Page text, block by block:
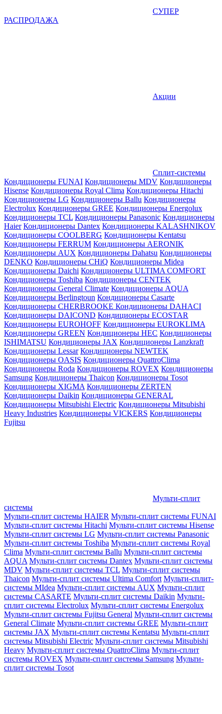
СУПЕР
РАСПРОДАЖА
Акции
Сплит-системы
Кондиционеры FUNAI Кондиционеры MDV Кондиционеры
Hisense Кондиционеры Royal Clima Кондиционеры Hitachi
Кондиционеры LG Кондиционеры Ballu Кондиционеры
Electrolux Кондиционеры GREE Кондиционеры Energolux
Кондиционеры TCL Кондиционеры Panasonic Кондиционеры
Haier Кондиционеры Dantex Кондиционеры KALASHNIKOV
Кондиционеры СOOLBERG Кондиционеры Kentatsu
Кондиционеры FERRUM Кондиционеры AERONIK
Кондиционеры AUX Кондиционеры Dahatsu Кондиционеры
DENKO Кондиционеры CHiQ Кондиционеры Midea
Кондиционеры Daichi Кондиционеры ULTIMA COMFORT
Кондиционеры Toshiba Кондиционеры CENTEK
Кондиционеры General Climate Кондиционеры AQUA
Кондиционеры Berlingtoun Кондиционеры Casarte
Кондиционеры CHERBROOKE Кондиционеры DAHACI
Кондиционеры DAICOND Кондиционеры ECOSTAR
Кондиционеры EUROHOFF Кондиционеры EUROKLIMA
Кондиционеры GREEN Кондиционеры HEC Кондиционеры
ISHIMATSU Кондиционеры JAX Кондиционеры Lanzkraft
Кондиционеры Lessar Кондиционеры NEWTEK
Кондиционеры OASIS Кондиционеры QuattroClima
Кондиционеры Roda Кондиционеры ROVEX Кондиционеры
Samsung Кондиционеры Thaicon Кондиционеры Tosot
Кондиционеры XIGMA Кондиционеры ZERTEN
Кондиционеры Daikin Кондиционеры GENERAL
Кондиционеры Mitsubishi Electric Кондиционеры Mitsubishi
Heavy Industries Кондиционеры VICKERS Кондиционеры
Fujitsu
Мульти-сплит
системы
Мульти-сплит системы HAIER Мульти-сплит системы FUNAI
Мульти-сплит системы Hitachi Мульти-сплит системы Hisense
Мульти-сплит системы LG Мульти-сплит системы Panasonic
Мульти-сплит системы Toshiba Мульти-сплит системы Royal
Clima Мульти-сплит системы Ballu Мульти-сплит системы
AQUA Мульти-сплит системы Dantex Мульти-сплит системы
MDV Мульти-сплит системы TCL Мульти-сплит системы
Thaicon Мульти-сплит системы Ultima Comfort Мульти-сплит-
системы MIdea Мульти-сплит системы AUX Мульти-сплит
системы CASARTE Мульти-сплит системы Daikin Мульти-
сплит системы Electrolux Мульти-сплит системы Energolux
Мульти-сплит системы Fujitsu General Мульти-сплит системы
General Climate Мульти-сплит системы GREE Мульти-сплит
системы JAX Мульти-сплит системы Kentatsu Мульти-сплит
системы Mitsubishi Electric Мульти-сплит системы Mitsubishi
Heavy Мульти-сплит системы QuattroClima Мульти-сплит
системы ROVEX Мульти-сплит системы Samsung Мульти-
сплит системы Tosot